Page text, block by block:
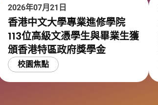
2026年07月21日
香港中文大學專業進修學院
113位高級文憑學生與畢業生獲
頒香港特區政府獎學金
校園焦點